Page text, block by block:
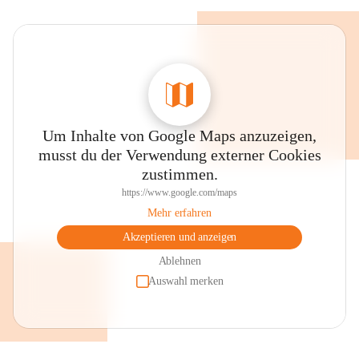
Um Inhalte von Google Maps anzuzeigen,
musst du der Verwendung externer Cookies
zustimmen.
https://www.google.com/maps
Mehr erfahren
Akzeptieren und anzeigen
Ablehnen
Auswahl merken